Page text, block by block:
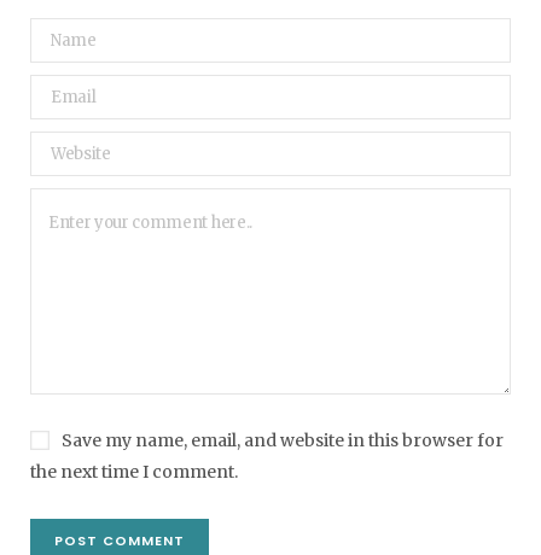
Save my name, email, and website in this browser for
the next time I comment.